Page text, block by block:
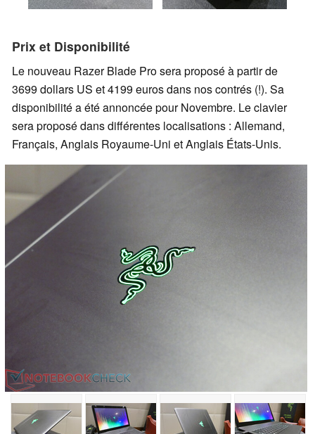
Prix et Disponibilité
Le nouveau Razer Blade Pro sera proposé à partir de
3699 dollars US et 4199 euros dans nos contrés (!). Sa
disponibilité a été annoncée pour Novembre. Le clavier
sera proposé dans différentes localisations : Allemand,
Français, Anglais Royaume-Uni et Anglais États-Unis.